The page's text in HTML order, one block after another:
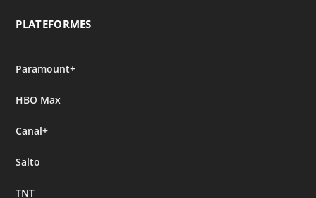
PLATEFORMES
Paramount+
HBO Max
Canal+
Salto
TNT